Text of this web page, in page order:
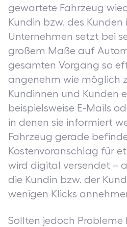
gewartete Fahrzeug
Kundin bzw. des Kunden
Unternehmen setzt bei
großem Maße auf
gesamten Vorgang so
angenehm wie möglich
Kundinnen und Kunden
beispielsweise E-Mails
in denen sie informiert
Fahrzeug gerade
Kostenvoranschlag für
wird digital versendet –
die Kundin bzw. der
wenigen Klicks
Sollten jedoch Probleme